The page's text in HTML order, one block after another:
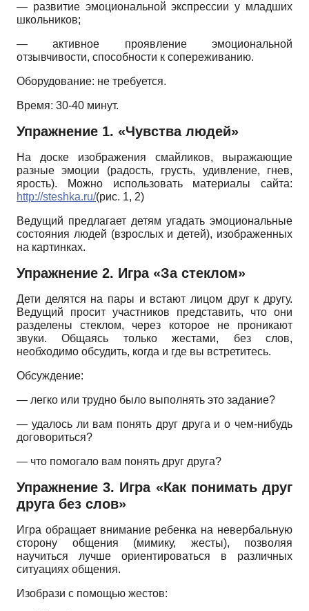
— развитие эмоциональной экспрессии у младших
школьников;
— активное проявление эмоциональной
отзывчивости, способности к сопереживанию.
Оборудование: не требуется.
Время: 30-40 минут.
Упражнение 1. «Чувства людей»
На доске изображения смайликов, выражающие
разные эмоции (радость, грусть, удивление, гнев,
ярость). Можно использовать материалы сайта:
http://steshka.ru/(рис. 1, 2)
Ведущий предлагает детям угадать эмоциональные
состояния людей (взрослых и детей), изображенных
на картинках.
Упражнение 2. Игра «За стеклом»
Дети делятся на пары и встают лицом друг к другу.
Ведущий просит участников представить, что они
разделены стеклом, через которое не проникают
звуки. Общаясь только жестами, без слов,
необходимо обсудить, когда и где вы встретитесь.
Обсуждение:
— легко или трудно было выполнять это задание?
— удалось ли вам понять друг друга и о чем-нибудь
договориться?
— что помогало вам понять друг друга?
Упражнение 3. Игра «Как понимать друг
друга без слов»
Игра обращает внимание ребенка на невербальную
сторону общения (мимику, жесты), позволяя
научиться лучше ориентироваться в различных
ситуациях общения.
Изобрази с помощью жестов: